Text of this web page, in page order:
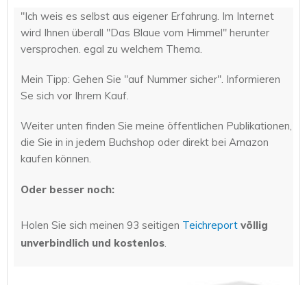
"Ich weis es selbst aus eigener Erfahrung. Im Internet
wird Ihnen überall "Das Blaue vom Himmel" herunter
versprochen. egal zu welchem Thema.
Mein Tipp: Gehen Sie "auf Nummer sicher". Informieren
Se sich vor Ihrem Kauf.
Weiter unten finden Sie meine öffentlichen Publikationen,
die Sie in in jedem Buchshop oder direkt bei Amazon
kaufen können.
Oder besser noch:
Holen Sie sich meinen 93 seitigen Teichreport völlig
unverbindlich und kostenlos.